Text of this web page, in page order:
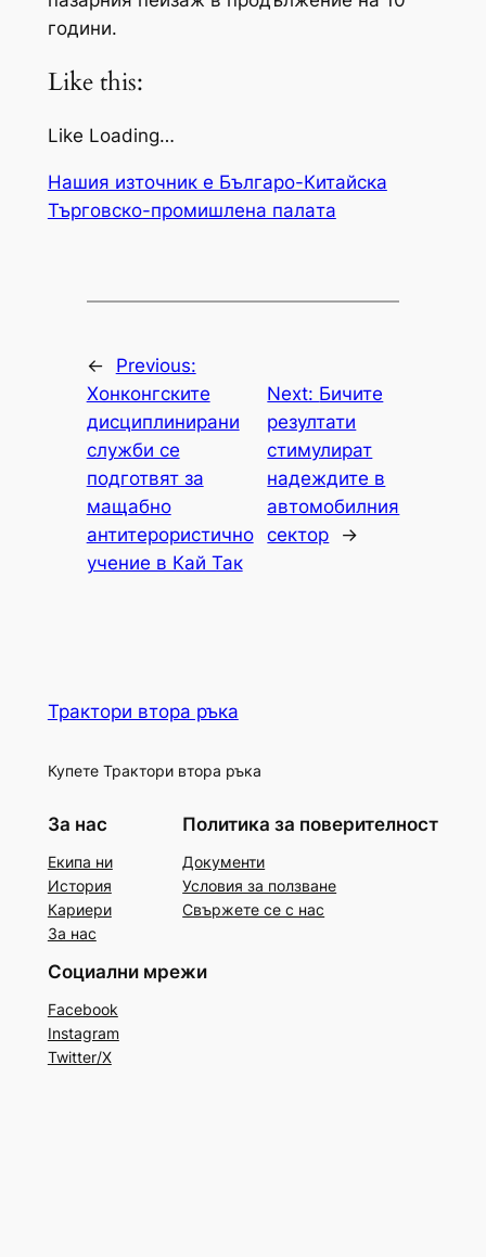
години.
Like this:
Like Loading…
Нашия източник е Българо-Китайска
Търговско-промишлена палaта
←
Previous:
Хонконгските
дисциплинирани
служби се
подготвят за
мащабно
антитерористично
учение в Кай Так
Next: Бичите
резултати
стимулират
надеждите в
автомобилния
сектор
→
Трактори втора ръка
Купете Трактори втора ръка
За нас
Екипа ни
История
Кариери
За нас
Политика за поверителност
Документи
Условия за ползване
Свържете се с нас
Социални мрежи
Facebook
Instagram
Twitter/X